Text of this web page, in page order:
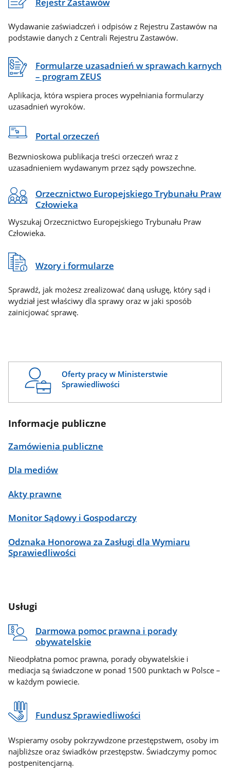
Wydawanie zaświadczeń i odpisów z Rejestru Zastawów na
podstawie danych z Centrali Rejestru Zastawów.
Formularze uzasadnień w sprawach karnych
– program ZEUS
Aplikacja, która wspiera proces wypełniania formularzy
uzasadnień wyroków.
Portal orzeczeń
Bezwnioskowa publikacja treści orzeczeń wraz z
uzasadnieniem wydawanym przez sądy powszechne.
Orzecznictwo Europejskiego Trybunału Praw
Człowieka
Wyszukaj Orzecznictwo Europejskiego Trybunału Praw
Człowieka.
Wzory i formularze
Sprawdź, jak możesz zrealizować daną usługę, który sąd i
wydział jest właściwy dla sprawy oraz w jaki sposób
zainicjować sprawę.
Oferty pracy w Ministerstwie
Sprawiedliwości
Informacje publiczne
Zamówienia publiczne
Dla mediów
Akty prawne
Monitor Sądowy i Gospodarczy
Odznaka Honorowa za Zasługi dla Wymiaru
Sprawiedliwości
Usługi
Darmowa pomoc prawna i porady
obywatelskie
Nieodpłatna pomoc prawna, porady obywatelskie i
mediacja są świadczone w ponad 1500 punktach w Polsce –
w każdym powiecie.
Fundusz Sprawiedliwości
Wspieramy osoby pokrzywdzone przestępstwem, osoby im
najbliższe oraz świadków przestępstw. Świadczymy pomoc
postpenitencjarną.